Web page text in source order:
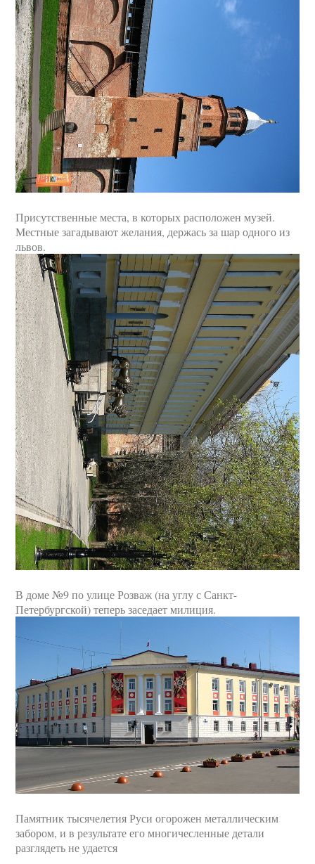
Присутственные места, в которых расположен музей.
Местные загадывают желания, держась за шар одного из
львов.
В доме №9 по улице Розваж (на углу с Санкт-
Петербургской) теперь заседает милиция.
Памятник тысячелетия Руси огорожен металлическим
забором, и в результате его многичесленные детали
разглядеть не удается